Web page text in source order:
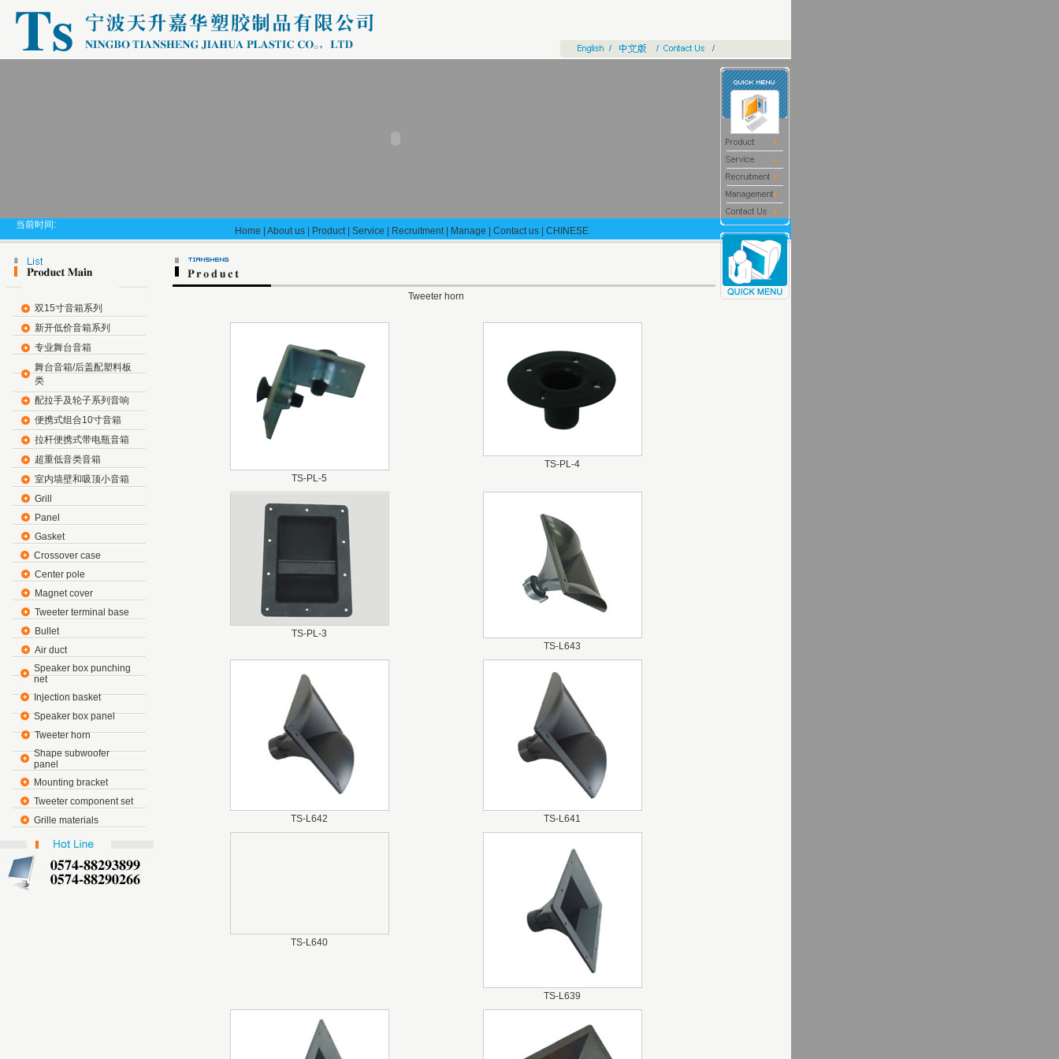
当前时间:
Home About us Product| Service Recruitment| Manage Contact us CHINESE
双15寸音箱系列
新开低价音箱系列
专业舞台音箱
舞台音箱/后盖配塑料板
类
配拉手及轮子系列音响
便携式组合10寸音箱
拉杆便携式带电瓶音箱
超重低音类音箱
室内墙壁和吸顶小音箱
Grill
Panel
Gasket
Crossover case
Center pole
Magnet cover
Tweeter terminal base
Bullet
Air duct
Speaker box punching
net
Injection basket
Speaker box panel
Tweeter horn
Shape subwoofer
panel
Mounting bracket
Tweeter component set
Grille materials
Tweeter horn
TS-PL-5
TS-PL-4
TS-PL-3
TS-L643
TS-L642 TS-L641
TS-L640
TS-L639